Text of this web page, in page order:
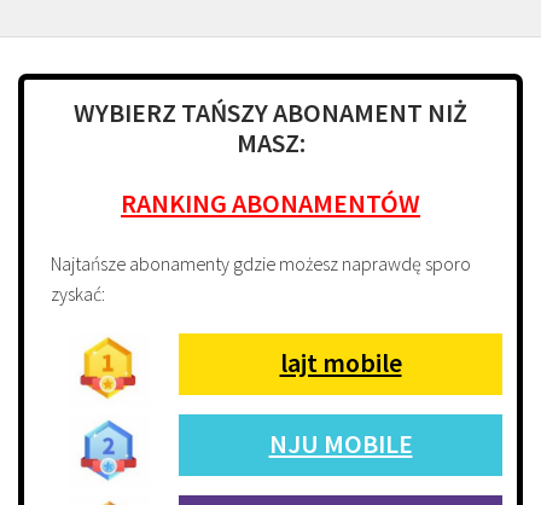
WYBIERZ TAŃSZY ABONAMENT NIŻ
MASZ:
RANKING ABONAMENTÓW
Najtańsze abonamenty gdzie możesz naprawdę sporo
zyskać:
lajt mobile
NJU MOBILE